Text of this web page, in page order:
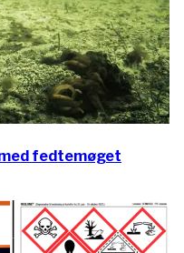
fedtemøget